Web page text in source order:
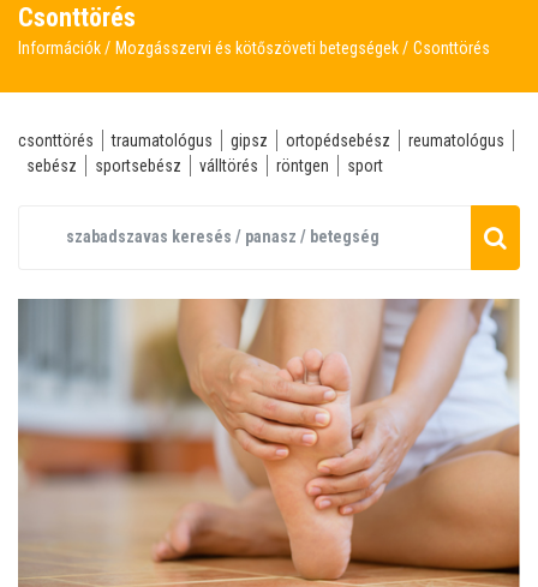
Csonttörés
Információk Mozgásszervi és kötőszöveti betegségek Csonttörés
csonttörés traumatológus gipsz ortopédsebész
reumatológus
sebész
sportsebész válltörés röntgen sport